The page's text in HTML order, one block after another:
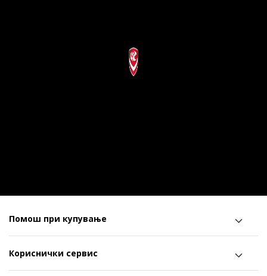
Помош при купување
Кориснички сервис